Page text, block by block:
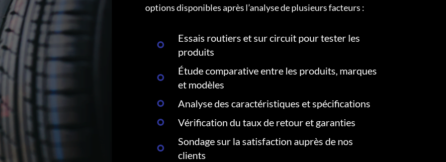
options disponibles après l’analyse de plusieurs facteurs :
Essais routiers et sur circuit pour tester les
produits
Étude comparative entre les produits, marques
et modèles
Analyse des caractéristiques et spécifications
Vérification du taux de retour et garanties
Sondage sur la satisfaction auprès de nos
clients